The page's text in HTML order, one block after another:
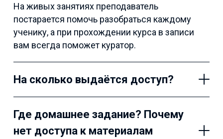
На живых занятиях преподаватель
постарается помочь разобраться каждому
ученику, а при прохождении курса в записи
вам всегда поможет куратор.
На сколько выдаётся доступ?
Где домашнее задание? Почему
нет доступа к материалам